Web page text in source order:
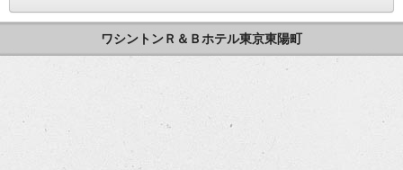
ワシントンＲ＆Ｂホテル東京東陽町